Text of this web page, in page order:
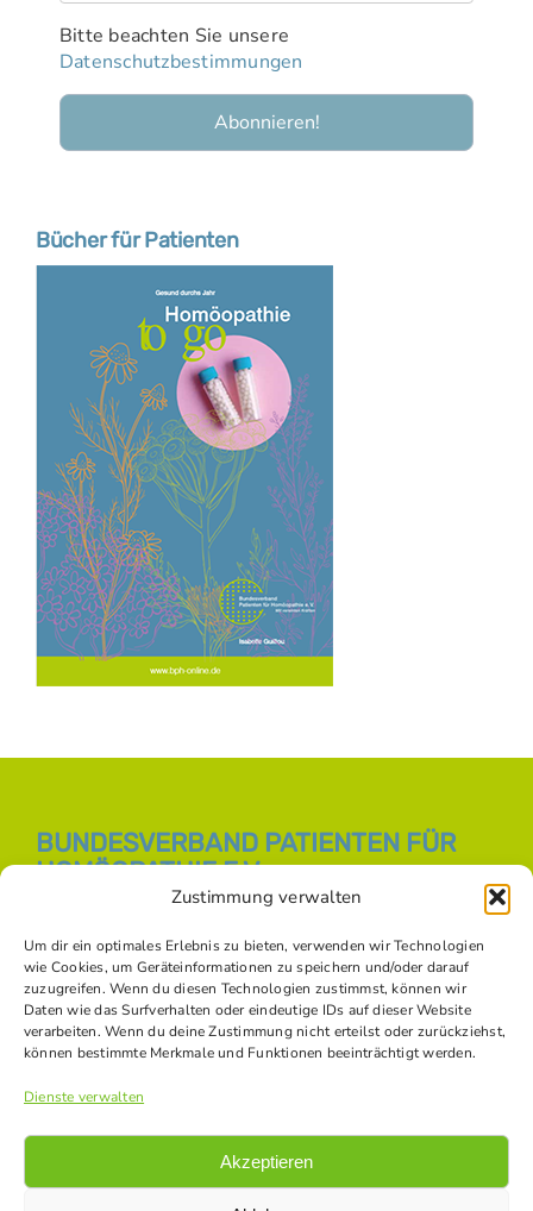
Zustimmung verwalten
Um dir ein optimales Erlebnis zu bieten, verwenden wir Technologien
wie Cookies, um Geräteinformationen zu speichern und/oder darauf
zuzugreifen. Wenn du diesen Technologien zustimmst, können wir
Daten wie das Surfverhalten oder eindeutige IDs auf dieser Website
verarbeiten. Wenn du deine Zustimmung nicht erteilst oder zurückziehst,
können bestimmte Merkmale und Funktionen beeinträchtigt werden.
Dienste verwalten
Akzeptieren
Bitte beachten Sie unsere
Datenschutzbestimmungen
Bücher für Patienten
BUNDESVERBAND PATIENTEN FÜR
HOMÖOPATHIE E.V.
E-Mail:
info [at] bph-online.de
Webseite:Homöopathie Online
SOZIALE NETZWERKE